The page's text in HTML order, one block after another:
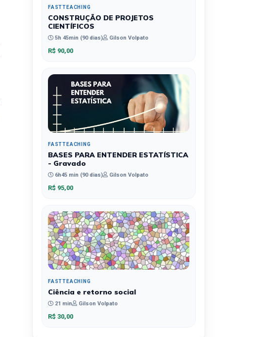
FASTTEACHING
CONSTRUÇÃO DE PROJETOS
CIENTÍFICOS
5h 45min (90 dias) Gilson Volpato
R$ 90,00
FASTTEACHING
BASES PARA ENTENDER ESTATÍSTICA
- Gravado
6h45 min (90 dias) Gilson Volpato
R$ 95,00
FASTTEACHING
Ciência e retorno social
21 min Gilson Volpato
R$ 30,00